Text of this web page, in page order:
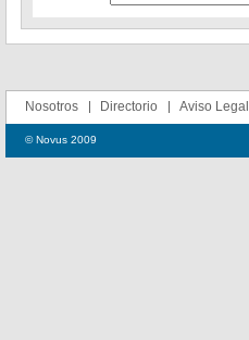
Nosotros Directorio Aviso Legal
© Novus 2009